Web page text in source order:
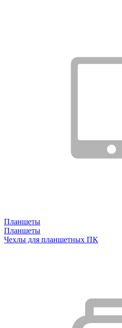
Планшеты
Планшеты
Чехлы для планшетных ПК